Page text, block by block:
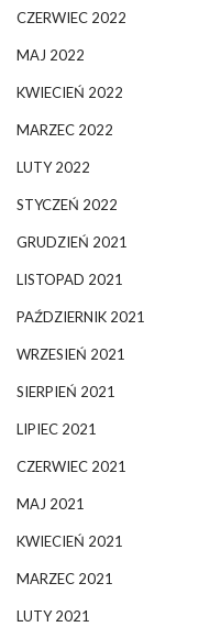
CZERWIEC 2022
MAJ 2022
KWIECIEŃ 2022
MARZEC 2022
LUTY 2022
STYCZEŃ 2022
GRUDZIEŃ 2021
LISTOPAD 2021
PAŹDZIERNIK 2021
WRZESIEŃ 2021
SIERPIEŃ 2021
LIPIEC 2021
CZERWIEC 2021
MAJ 2021
KWIECIEŃ 2021
MARZEC 2021
LUTY 2021